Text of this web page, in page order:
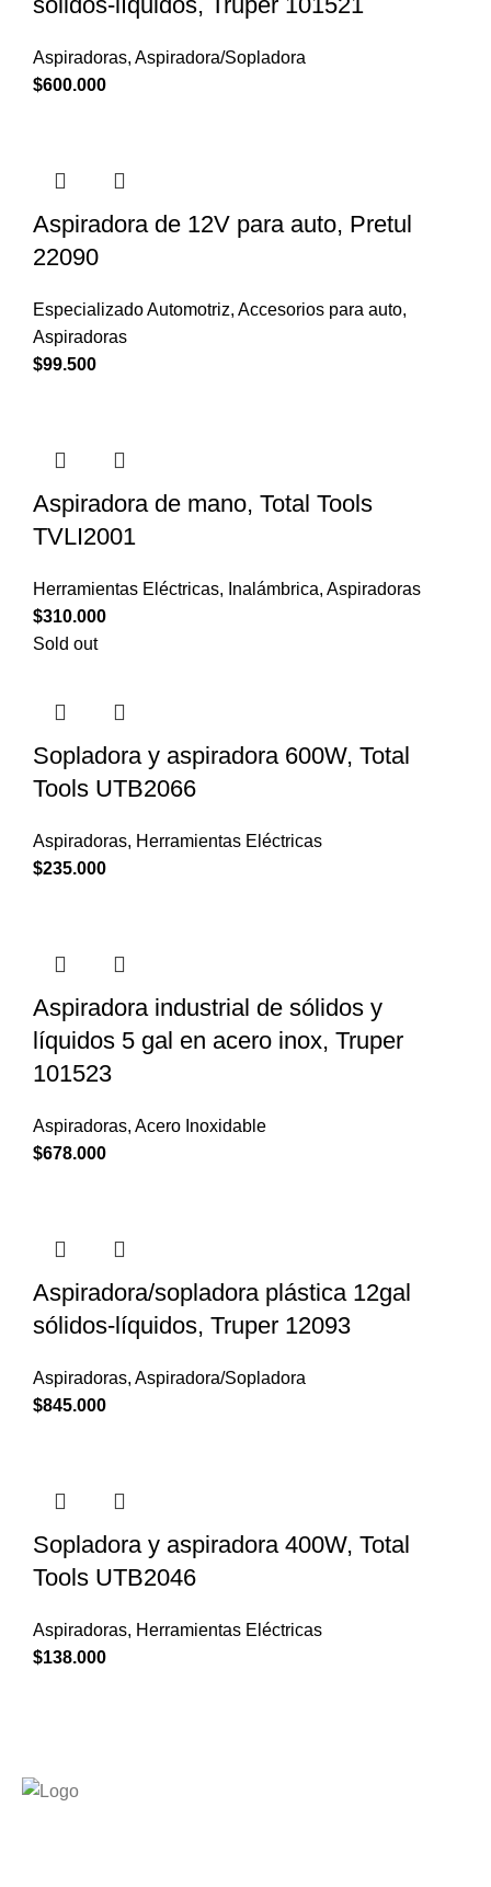
Aspiradoras, Aspiradora/Sopladora
$600.000
Aspiradora de 12V para auto, Pretul
22090
Especializado Automotriz, Accesorios para auto,
Aspiradoras
$99.500
Aspiradora de mano, Total Tools
TVLI2001
Herramientas Eléctricas, Inalámbrica, Aspiradoras
$310.000
Sold out
Sopladora y aspiradora 600W, Total
Tools UTB2066
Aspiradoras, Herramientas Eléctricas
$235.000
Aspiradora industrial de sólidos y
líquidos 5 gal en acero inox, Truper
101523
Aspiradoras, Acero Inoxidable
$678.000
Aspiradora/sopladora plástica 12gal
sólidos-líquidos, Truper 12093
Aspiradoras, Aspiradora/Sopladora
$845.000
Sopladora y aspiradora 400W, Total
Tools UTB2046
Aspiradoras, Herramientas Eléctricas
$138.000